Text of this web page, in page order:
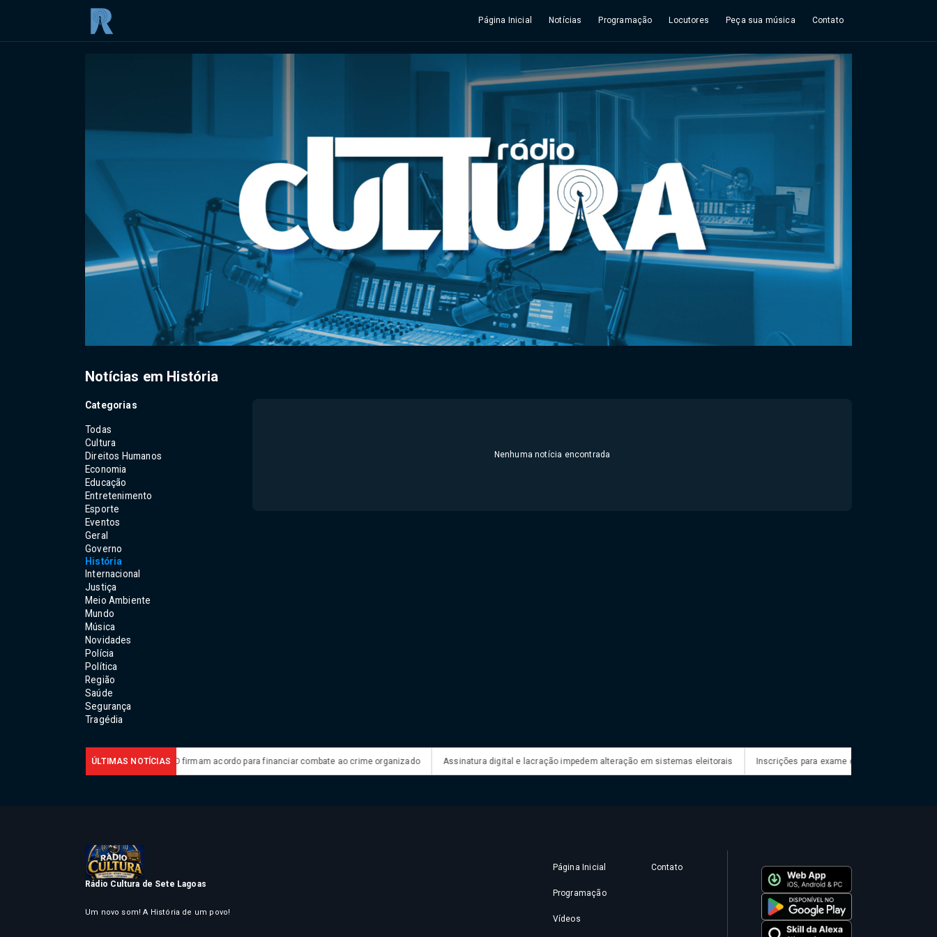
Página Inicial Notícias Programação Locutores Peça sua música Contato
Notícias em História
Categorias
Todas
Cultura
Direitos Humanos
Economia
Educação
Entretenimento
Esporte
Eventos
Geral
Governo
História
Internacional
Justiça
Meio Ambiente
Mundo
Música
Novidades
Polícia
Política
Região
Saúde
Segurança
Tragédia
Nenhuma notícia encontrada
ÚLTIMAS NOTÍCIAS
Brasil e BID firmam acordo para financiar combate ao crime organizado Assinatura digital e lacração impedem alteração em sistemas eleitorais Inscrições para exame de proficiência em
Rádio Cultura de Sete Lagoas
Um novo som! A História de um povo!
Página Inicial
Programação
Vídeos
Contato